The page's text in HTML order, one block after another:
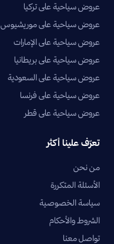
عروض سياحية على تركيا
عروض سياحية على موريشيوس
عروض سياحية على الإمارات
عروض سياحية على بريطانيا
عروض سياحية على السعودية
عروض سياحية على فرنسا
عروض سياحية على قطر
تعرّف علينا أكثر
من نحن
الأسئلة المتكررة
سياسة الخصوصية
الشروط والأحكام
تواصل معنا